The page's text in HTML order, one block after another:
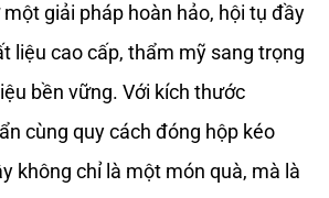
giải pháp hoàn hảo, hội tụ đầy
liệu cao cấp, thẩm mỹ sang trọng
bền vững. Với kích thước
cùng quy cách đóng hộp kéo
không chỉ là một món quà, mà là